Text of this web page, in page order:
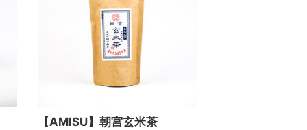
【AMISU】朝宮玄米茶